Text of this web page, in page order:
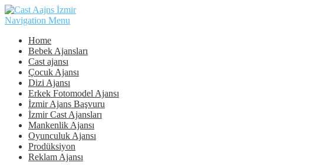
Navigation Menu
Home
Bebek Ajansları
Cast ajansı
Çocuk Ajansı
Dizi Ajansı
Erkek Fotomodel Ajansı
İzmir Ajans Başvuru
İzmir Cast Ajansları
Mankenlik Ajansı
Oyunculuk Ajansı
Prodüksiyon
Reklam Ajansı